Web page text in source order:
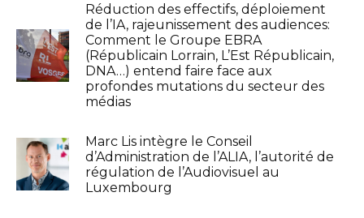
Réduction des effectifs, déploiement
de l’IA, rajeunissement des audiences:
Comment le Groupe EBRA
(Républicain Lorrain, L’Est Républicain,
DNA…) entend faire face aux
profondes mutations du secteur des
médias
Marc Lis intègre le Conseil
d’Administration de l’ALIA, l’autorité de
régulation de l’Audiovisuel au
Luxembourg